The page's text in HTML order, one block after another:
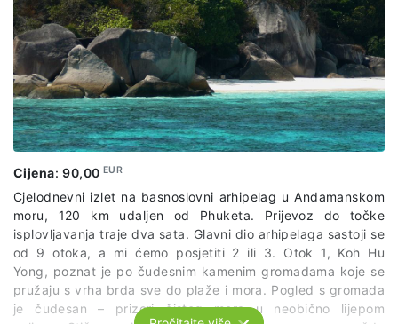
ručak bez konzumacije pića
maske za snorkeling i prsluke za spašavanje
Cijena:90,00 EUR
Cjelodnevni izlet na basnoslovni arhipelag u Andamanskom
moru, 120 km udaljen od Phuketa. Prijevoz do točke
isplovljavanja traje dva sata. Glavni dio arhipelaga sastoji se
od 9 otoka, a mi ćemo posjetiti 2 ili 3. Otok 1, Koh Hu
Yong, poznat je po čudesnim kamenim gromadama koje se
pružaju s vrha brda sve do plaže i mora. Pogled s gromada
je čudesan – prizori čistog mora u neobično lijepom